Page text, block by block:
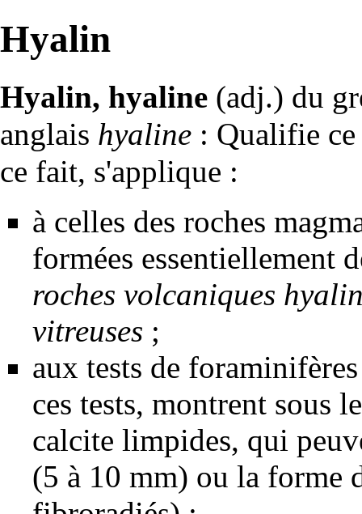
Hyalin
Hyalin, hyaline (adj.) du
anglais hyaline : Qualifie
ce fait, s'applique :
à celles des roches
formées essentiellement
roches volcaniques
vitreuses ;
aux tests de foraminifères
ces tests, montrent sous
calcite limpides, qui
(5 à 10 mm) ou la forme